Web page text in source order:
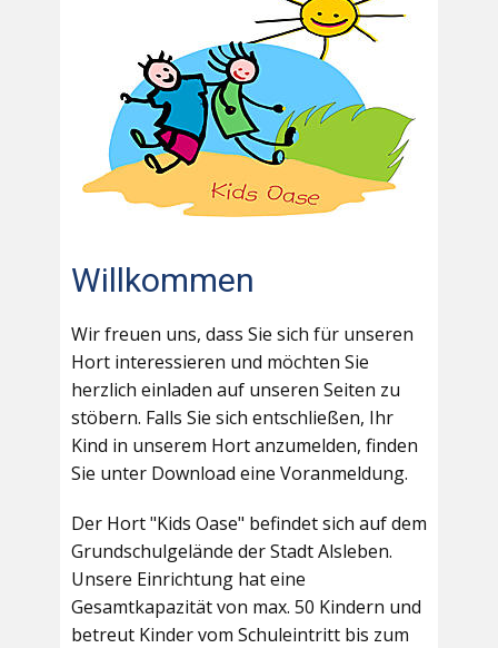
Willkommen
Wir freuen uns, dass Sie sich für unseren
Hort interessieren und möchten Sie
herzlich einladen auf unseren Seiten zu
stöbern. Falls Sie sich entschließen, Ihr
Kind in unserem Hort anzumelden, finden
Sie unter Download eine Voranmeldung.
Der Hort "Kids Oase" befindet sich auf dem
Grundschulgelände der Stadt Alsleben.
Unsere Einrichtung hat eine
Gesamtkapazität von max. 50 Kindern und
betreut Kinder vom Schuleintritt bis zum